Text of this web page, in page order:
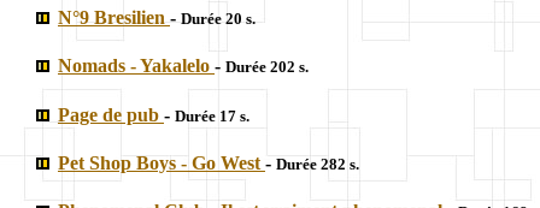
N°9 Bresilien - Durée 20 s.
Nomads - Yakalelo - Durée 202 s.
Page de pub - Durée 17 s.
Pet Shop Boys - Go West - Durée 282 s.